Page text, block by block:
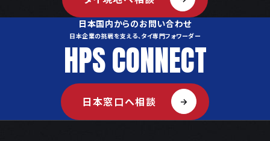
日本国内からのお問い合わせ
日本企業の挑戦を支える、タイ専門フォワーダー
HPS CONNECT
日本窓口へ相談